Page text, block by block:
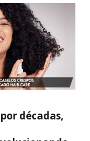
décadas,